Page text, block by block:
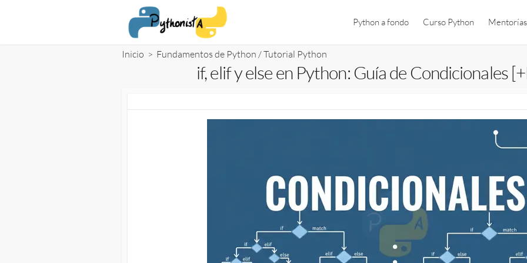
Python a fondo Curso Python Mentorías
Inicio > Fundamentos de Python /Tutorial Python
if, elif y else en Python: Guía de Condicionales